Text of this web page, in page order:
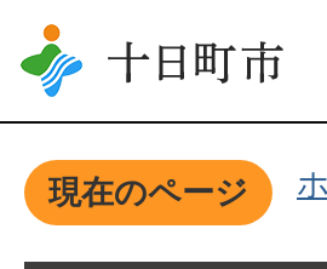
現在のページ